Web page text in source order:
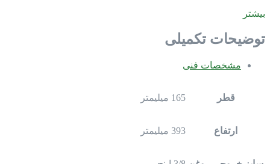
بیشتر
توضیحات تکمیلی
مشخصات فنی
قطر 165 میلیمتر
ارتفاع 393 میلیمتر